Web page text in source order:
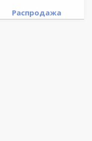
Распродажа